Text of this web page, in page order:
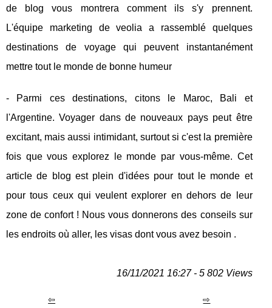
de blog vous montrera comment ils s'y prennent.
L'équipe marketing de veolia a rassemblé quelques
destinations de voyage qui peuvent instantanément
mettre tout le monde de bonne humeur
- Parmi ces destinations, citons le Maroc, Bali et
l'Argentine. Voyager dans de nouveaux pays peut être
excitant, mais aussi intimidant, surtout si c'est la première
fois que vous explorez le monde par vous-même. Cet
article de blog est plein d'idées pour tout le monde et
pour tous ceux qui veulent explorer en dehors de leur
zone de confort ! Nous vous donnerons des conseils sur
les endroits où aller, les visas dont vous avez besoin .
16/11/2021 16:27 - 5 802 Views